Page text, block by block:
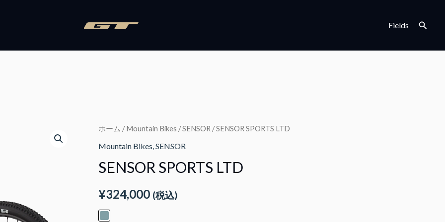
Fields
検
ホーム /Mountain Bikes /SENSOR / SENSOR SPORTS LTD
Mountain Bikes ,SENSOR
SENSOR SPORTS LTD
¥324,000 (税込)